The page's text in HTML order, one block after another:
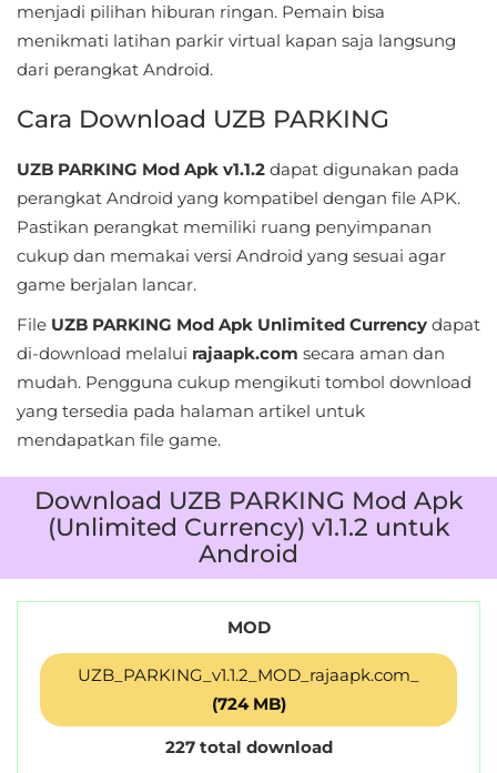
Players
&
Editors
Rekomendasi
menjadi pilihan hiburan ringan. Pemain bisa
menikmati latihan parkir virtual kapan saja langsung
dari perangkat Android.
Cara Download UZB PARKING
UZB PARKING Mod Apk v1.1.2 dapat digunakan pada
perangkat Android yang kompatibel dengan file APK.
Pastikan perangkat memiliki ruang penyimpanan
cukup dan memakai versi Android yang sesuai agar
game berjalan lancar.
File UZB PARKING Mod Apk Unlimited Currency dapat
di-download melalui rajaapk.com secara aman dan
mudah. Pengguna cukup mengikuti tombol download
yang tersedia pada halaman artikel untuk
mendapatkan file game.
Download UZB PARKING Mod Apk
(Unlimited Currency) v1.1.2 untuk
Android
MOD
UZB_PARKING_v1.1.2_MOD_rajaapk.com_
(724 MB)
227 total download